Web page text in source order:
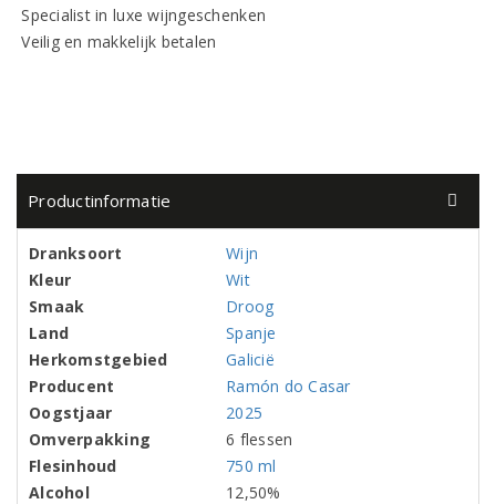
Specialist in luxe wijngeschenken
Veilig en makkelijk betalen
Productinformatie
Dranksoort
Wijn
Kleur
Wit
Smaak
Droog
Land
Spanje
Herkomstgebied
Galicië
Producent
Ramón do Casar
Oogstjaar
2025
Omverpakking
6 flessen
Flesinhoud
750 ml
Alcohol
12,50%